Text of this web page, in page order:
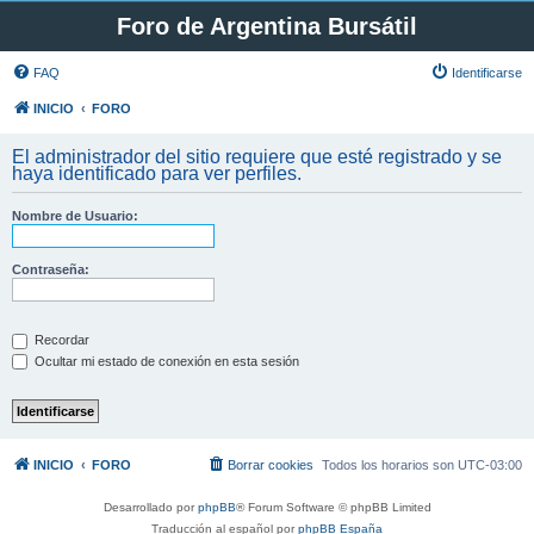
Foro de Argentina Bursátil
FAQ Identificarse
INICIO FORO
El administrador del sitio requiere que esté registrado y se
haya identificado para ver perfiles.
Nombre de Usuario:
Contraseña:
Recordar
Ocultar mi estado de conexión en esta sesión
INICIO FORO Todos los horarios son UTC-03:00
Borrar cookies
Desarrollado porphpBB® Forum Software © phpBB Limited
Traducción al español porphpBB España